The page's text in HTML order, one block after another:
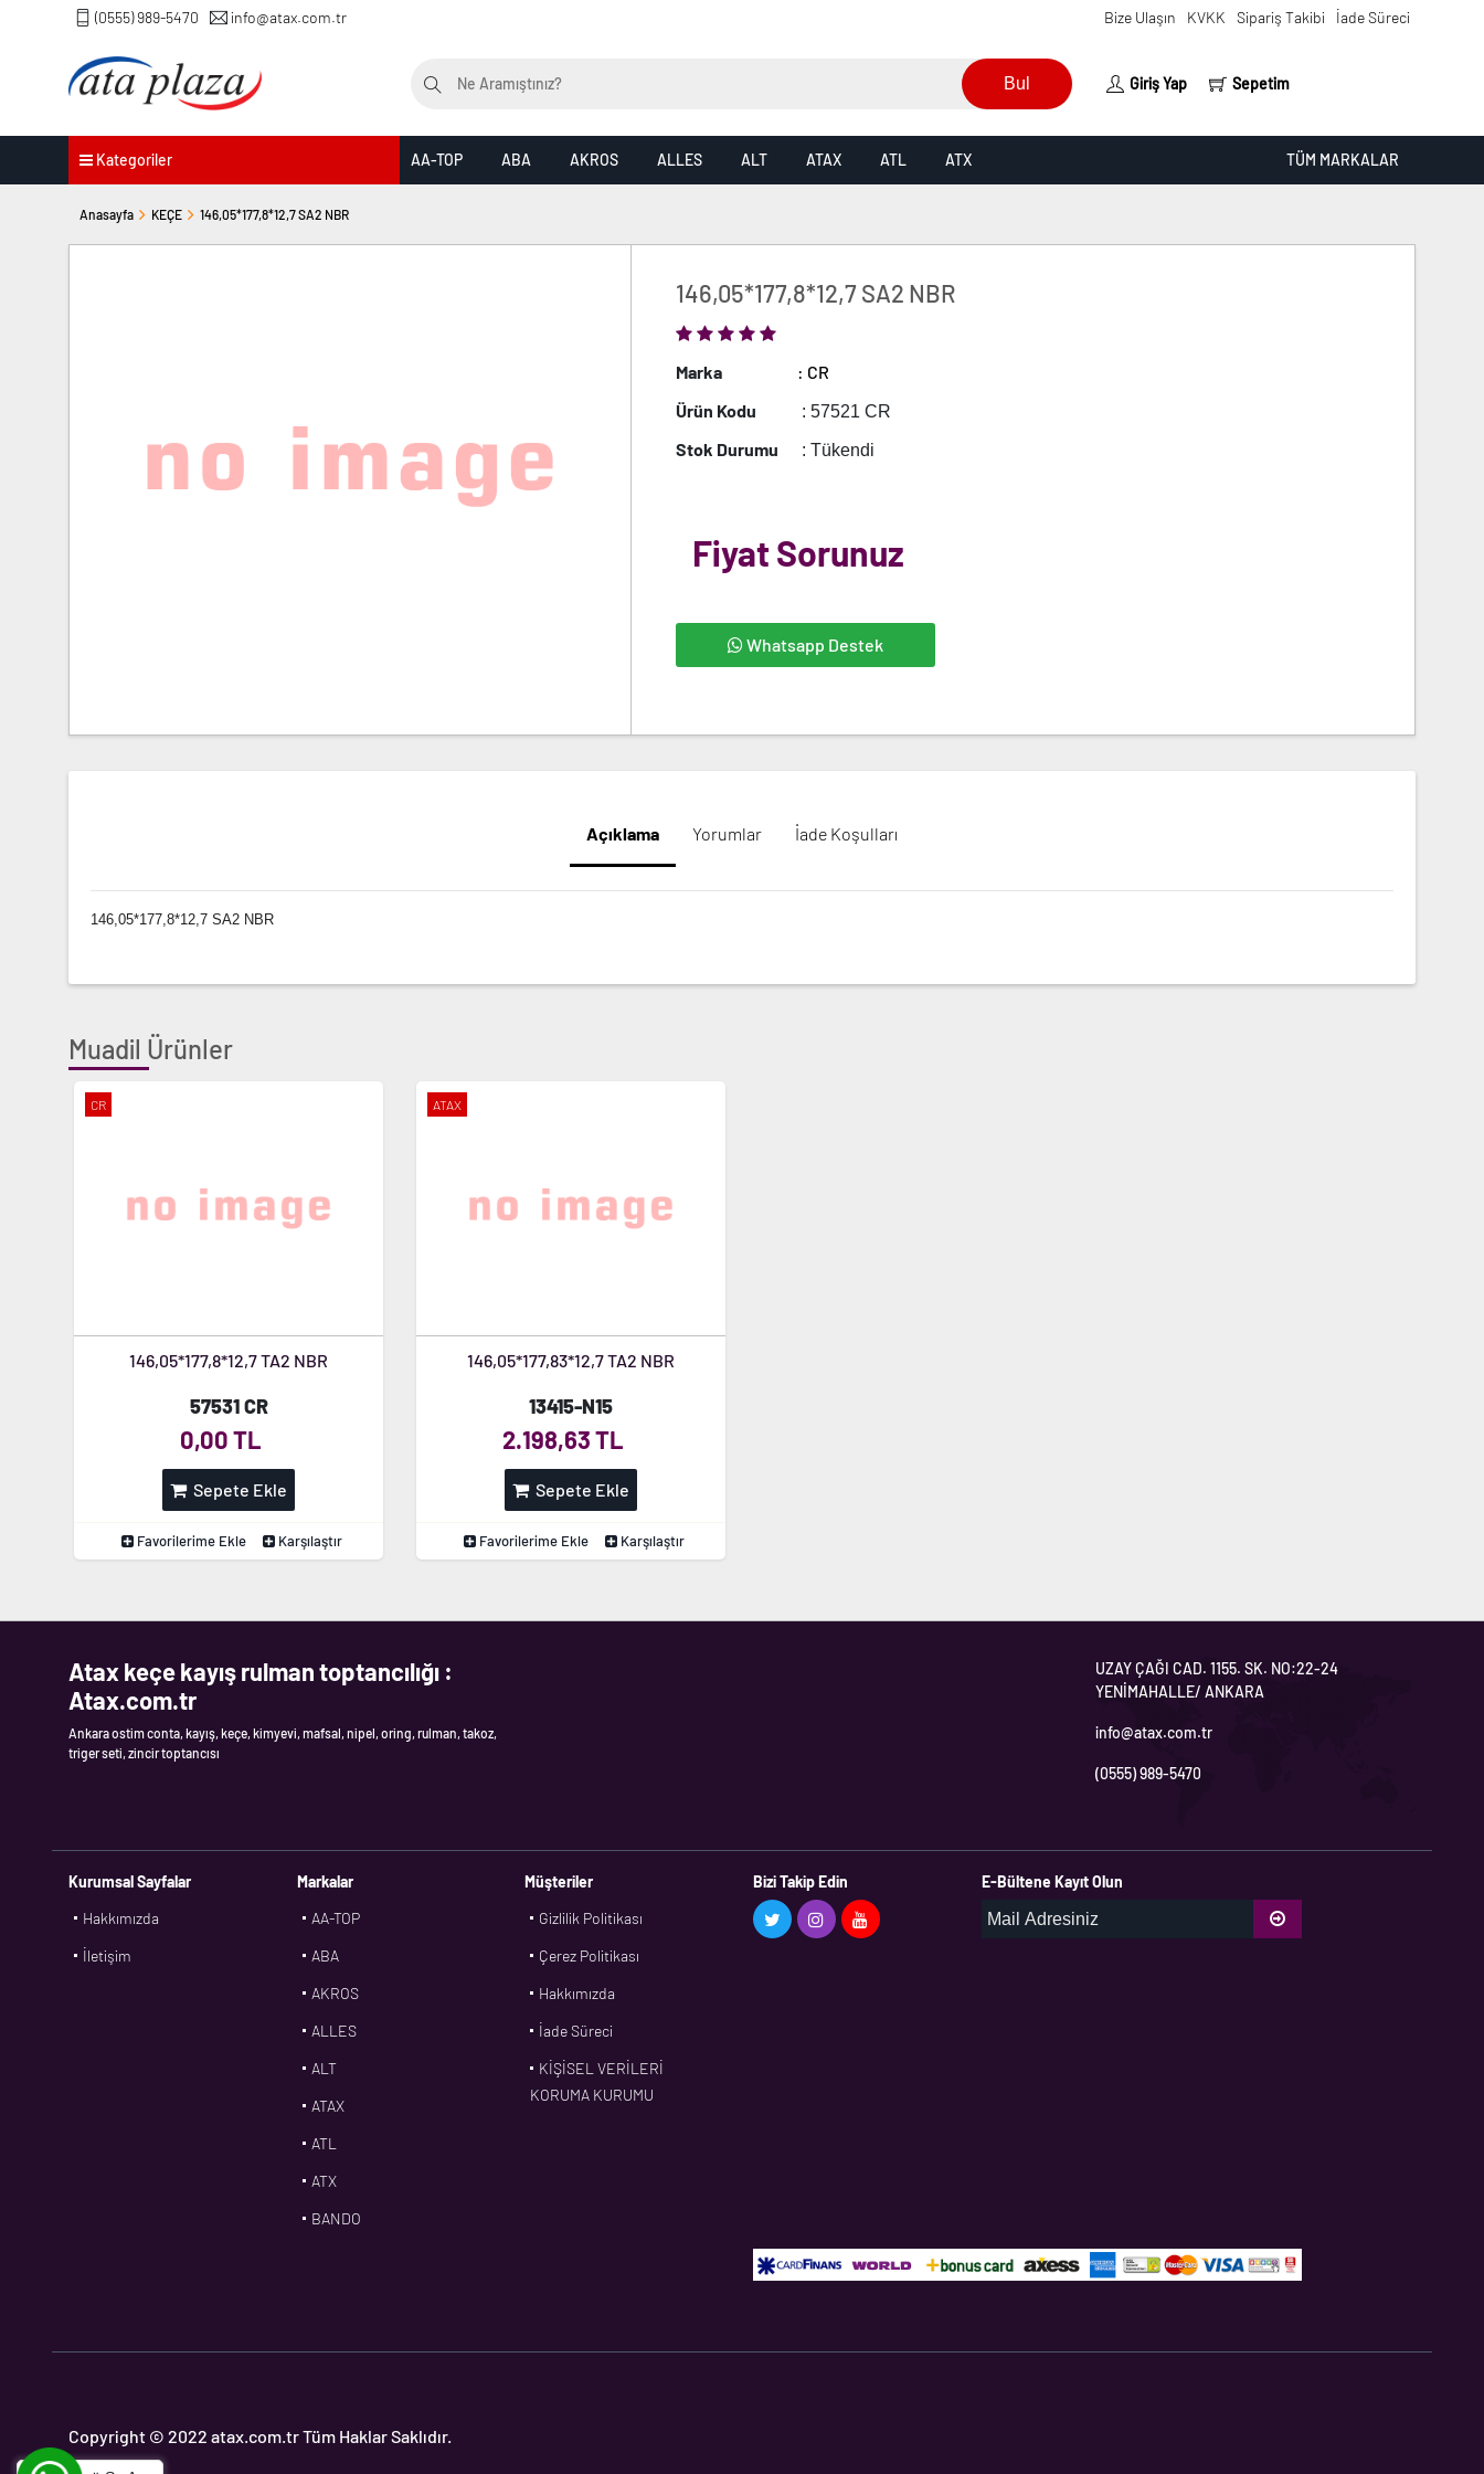
(0555) 989-5470 info@atax.com.tr Bize Ulaşın KVKK Sipariş Takibi İade Süreci
Bul Giriş Yap Sepetim
Kategoriler AA-TOP ABA AKROS ALLES ALT ATAX ATL ATX TÜM MARKALAR
Anasayfa KEÇE 146,05*177,8*12,7 SA2 NBR
146,05*177,8*12,7 SA2 NBR
Marka
: CR
Ürün Kodu
: 57521 CR
Stok Durumu : Tükendi
Fiyat Sorunuz
Whatsapp Destek
Açıklama Yorumlar İade Koşulları
146,05*177,8*12,7 SA2 NBR
Muadil Ürünler
CR
146,05*177,8*12,7 TA2 NBR
57531 CR
0,00 TL
Sepete Ekle
Favorilerime Ekle Karşılaştır
ATAX
146,05*177,83*12,7 TA2 NBR
13415-N15
2.198,63 TL
Sepete Ekle
Favorilerime Ekle Karşılaştır
Atax keçe kayış rulman toptancılığı :
Atax.com.tr
Ankara ostim conta, kayış, keçe, kimyevi, mafsal, nipel, oring, rulman, takoz,
triger seti, zincir toptancısı
UZAY ÇAĞI CAD. 1155. SK. NO:22-24
YENİMAHALLE/ ANKARA
info@atax.com.tr
(0555) 989-5470
Kurumsal Sayfalar
Hakkımızda
İletişim
Markalar
AA-TOP
ABA
AKROS
ALLES
ALT
ATAX
ATL
ATX
BANDO
CPM
Müşteriler
Gizlilik Politikası
Çerez Politikası
Hakkımızda
İade Süreci
KİŞİSEL VERİLERİ
KORUMA KURUMU
Bizi Takip Edin E-Bültene Kayıt Olun
Copyright © 2022 atax.com.tr Tüm Haklar Saklıdır.